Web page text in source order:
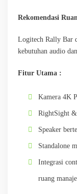
Rekomendasi
Logitech Rally Bar
kebutuhan audio
Fitur Utama :
Kamera 4K
RightSight
Speaker
Standalone
Integrasi
ruang